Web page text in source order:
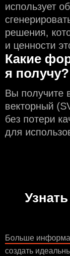
использует
решения,
и ценности
Какие
я получу?
Вы получите
векторный
без потери
для
Больше
создать